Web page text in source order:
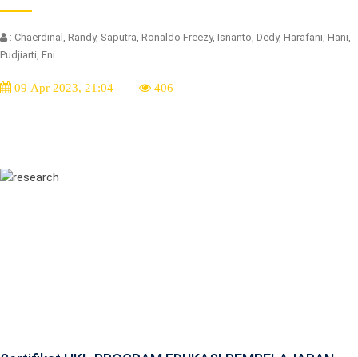
: Chaerdinal, Randy, Saputra, Ronaldo Freezy, Isnanto, Dedy, Harafani, Hani,
Pudjiarti, Eni
09 Apr 2023, 21:04 406